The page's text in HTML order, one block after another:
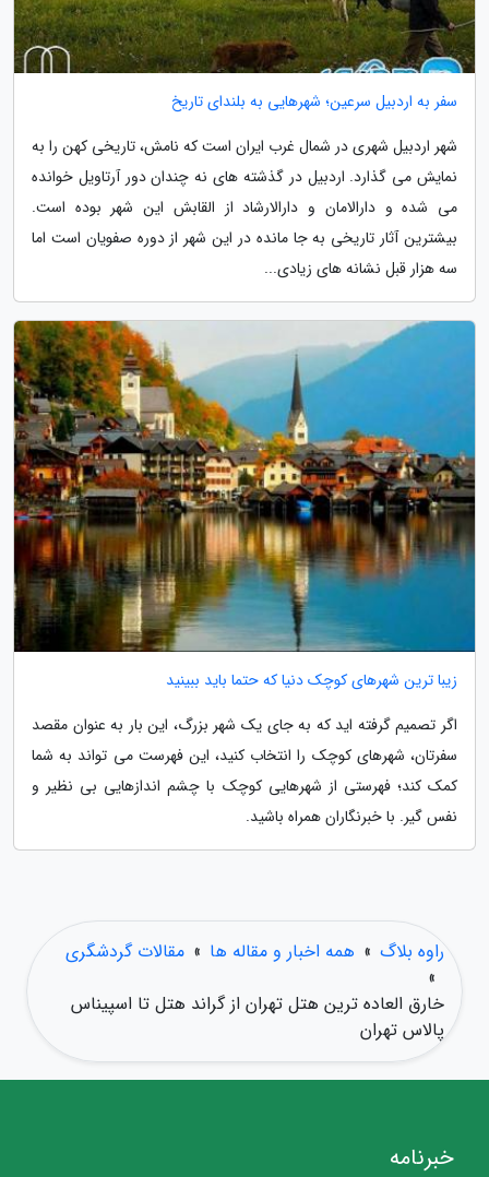
سفر به اردبیل سرعین؛ شهرهایی به بلندای تاریخ
شهر اردبیل شهری در شمال غرب ایران است که نامش، تاریخی کهن را به
نمایش می گذارد. اردبیل در گذشته های نه چندان دور آرتاویل خوانده
می شده و دارالامان و دارالارشاد از القابش این شهر بوده است.
بیشترین آثار تاریخی به جا مانده در این شهر از دوره صفویان است اما
سه هزار قبل نشانه های زیادی...
زیبا ترین شهرهای کوچک دنیا که حتما باید ببینید
اگر تصمیم گرفته اید که به جای یک شهر بزرگ، این بار به عنوان مقصد
سفرتان، شهرهای کوچک را انتخاب کنید، این فهرست می تواند به شما
کمک کند؛ فهرستی از شهرهایی کوچک با چشم اندازهایی بی نظیر و
نفس گیر. با خبرنگاران همراه باشید.
راوه بلاگ » همه اخبار و مقاله ها » مقالات گردشگری
»
خارق العاده ترین هتل تهران از گراند هتل تا اسپیناس
پالاس تهران
خبرنامه